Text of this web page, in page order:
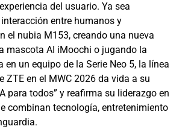
del usuario. Ya sea
entre humanos y
el nubia M153, creando una nueva
mascota AI iMoochi o jugando la
en un equipo de la Serie Neo 5, la línea
ZTE en el MWC 2026 da vida a su
para todos” y reafirma su liderazgo en
combinan tecnología, entretenimiento